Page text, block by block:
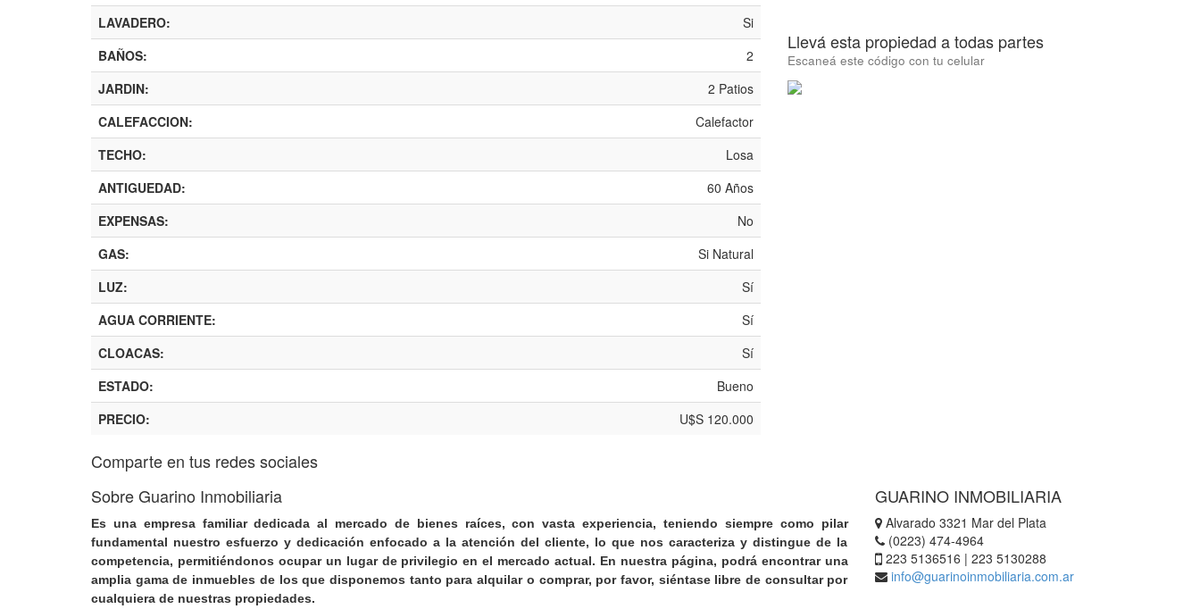
LAVADERO:
Si
BAÑOS:
2
JARDIN:
2 Patios
CALEFACCION:
Calefactor
TECHO:
Losa
ANTIGUEDAD:
60 Años
EXPENSAS:
No
GAS:
Si Natural
LUZ:
Sí
AGUA CORRIENTE:
Sí
CLOACAS:
Sí
ESTADO:
Bueno
PRECIO:
U$S 120.000
Comparte en tus redes sociales
Llevá esta propiedad a todas partes
Escaneá este código con tu celular
Sobre Guarino Inmobiliaria
Es una empresa familiar dedicada al mercado de bienes raíces, con vasta experiencia, teniendo siempre como pilar
fundamental nuestro esfuerzo y dedicación enfocado a la atención del cliente, lo que nos caracteriza y distingue de la
competencia, permitiéndonos ocupar un lugar de privilegio en el mercado actual. En nuestra página, podrá encontrar una
amplia gama de inmuebles de los que disponemos tanto para alquilar o comprar, por favor, siéntase libre de consultar por
cualquiera de nuestras propiedades.
GUARINO INMOBILIARIA
Alvarado 3321 Mar del Plata
(0223) 474-4964
223 5136516 | 223 5130288
info@guarinoinmobiliaria.com.ar